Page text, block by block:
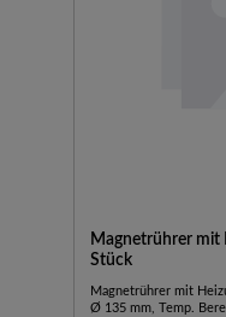
Magnetrührer mit
Stück
Magnetrührer mit
Ø 135 mm, Temp.